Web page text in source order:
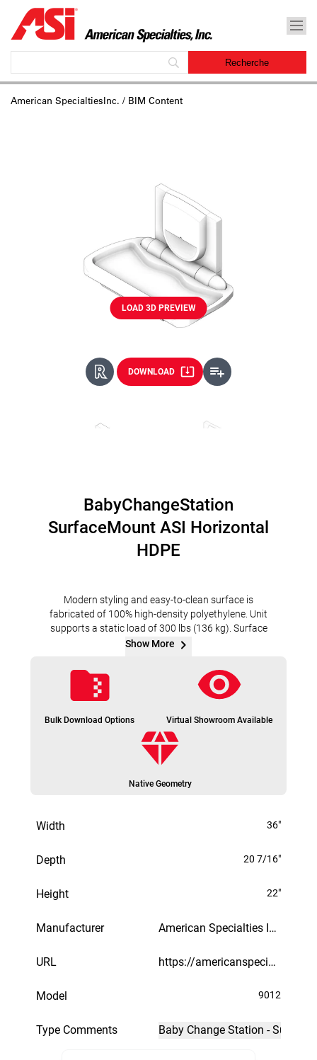
American SpecialtiesInc. / BIM Content